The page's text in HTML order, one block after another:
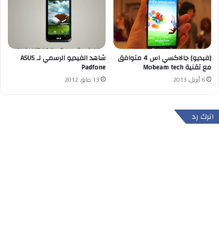
[فيديو] جالاكسي اس 4 متوافق
مع تقنية Mobeam tech
6 أبريل, 2013
شاهد الفيديو الرسمي لـ ASUS
Padfone
13 مايو, 2012
اترك رد